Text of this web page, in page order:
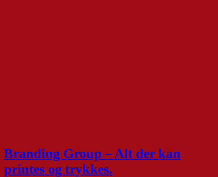
Branding Group – Alt der kan
printes og trykkes.